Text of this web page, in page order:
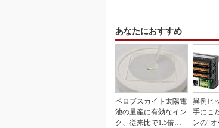
あなたにおすすめ
ペロブスカイト太陽電
池の量産に有効なイン
ク、従来比で1.5倍の
異例ヒ
手にこ
ンの“